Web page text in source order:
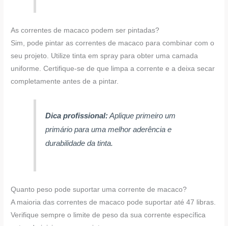
As correntes de macaco podem ser pintadas?
Sim, pode pintar as correntes de macaco para combinar com o
seu projeto. Utilize tinta em spray para obter uma camada
uniforme. Certifique-se de que limpa a corrente e a deixa secar
completamente antes de a pintar.
Dica profissional:Aplique primeiro um
primário para uma melhor aderência e
durabilidade da tinta.
Quanto peso pode suportar uma corrente de macaco?
A maioria das correntes de macaco pode suportar até 47 libras.
Verifique sempre o limite de peso da sua corrente específica